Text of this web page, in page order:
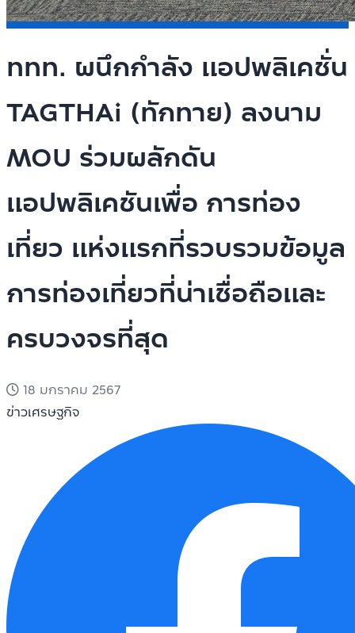
ททท. ผนึกกำลัง แอปพลิเคชั่น
TAGTHAi (ทักทาย) ลงนาม
MOU ร่วมผลักดัน
แอปพลิเคชันเพื่อ การท่อง
เที่ยว แห่งแรกที่รวบรวมข้อมูล
การท่องเที่ยวที่น่าเชื่อถือและ
ครบวงจรที่สุด
18 มกราคม 2567
ข่าวเศรษฐกิจ